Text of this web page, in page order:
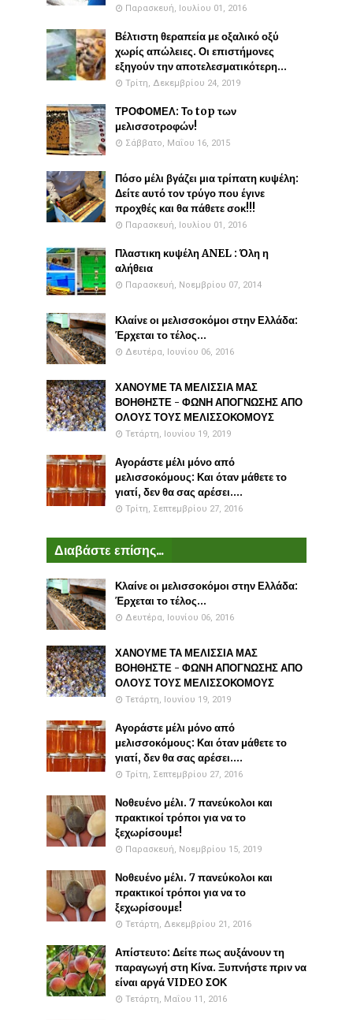
Παρασκευή, Ιουλίου 01, 2016
Βέλτιστη θεραπεία με οξαλικό οξύ
χωρίς απώλειες. Οι επιστήμονες
εξηγούν την αποτελεσματικότερη...
Τρίτη, Δεκεμβρίου 24, 2019
ΤΡΟΦΟΜΕΛ: Το top των
μελισσοτροφών!
Σάββατο, Μαΐου 16, 2015
Πόσο μέλι βγάζει μια τρίπατη κυψέλη:
Δείτε αυτό τον τρύγο που έγινε
προχθές και θα πάθετε σοκ!!!
Παρασκευή, Ιουλίου 01, 2016
Πλαστικη κυψέλη ANEL : Όλη η
αλήθεια
Παρασκευή, Νοεμβρίου 07, 2014
Κλαίνε οι μελισσοκόμοι στην Ελλάδα:
Έρχεται το τέλος...
Δευτέρα, Ιουνίου 06, 2016
ΧΑΝΟΥΜΕ ΤΑ ΜΕΛΙΣΣΙΑ ΜΑΣ
ΒΟΗΘΗΣΤΕ - ΦΩΝΗ ΑΠΟΓΝΩΣΗΣ ΑΠΟ
ΟΛΟΥΣ ΤΟΥΣ ΜΕΛΙΣΣΟΚΟΜΟΥΣ
Τετάρτη, Ιουνίου 19, 2019
Αγοράστε μέλι μόνο από
μελισσοκόμους: Και όταν μάθετε το
γιατί, δεν θα σας αρέσει....
Τρίτη, Σεπτεμβρίου 27, 2016
Διαβάστε επίσης...
Κλαίνε οι μελισσοκόμοι στην Ελλάδα:
Έρχεται το τέλος...
Δευτέρα, Ιουνίου 06, 2016
ΧΑΝΟΥΜΕ ΤΑ ΜΕΛΙΣΣΙΑ ΜΑΣ
ΒΟΗΘΗΣΤΕ - ΦΩΝΗ ΑΠΟΓΝΩΣΗΣ ΑΠΟ
ΟΛΟΥΣ ΤΟΥΣ ΜΕΛΙΣΣΟΚΟΜΟΥΣ
Τετάρτη, Ιουνίου 19, 2019
Αγοράστε μέλι μόνο από
μελισσοκόμους: Και όταν μάθετε το
γιατί, δεν θα σας αρέσει....
Τρίτη, Σεπτεμβρίου 27, 2016
Νοθευένο μέλι. 7 πανεύκολοι και
πρακτικοί τρόποι για να το
ξεχωρίσουμε!
Παρασκευή, Νοεμβρίου 15, 2019
Νοθευένο μέλι. 7 πανεύκολοι και
πρακτικοί τρόποι για να το
ξεχωρίσουμε!
Τετάρτη, Δεκεμβρίου 21, 2016
Απίστευτο: Δείτε πως αυξάνουν τη
παραγωγή στη Κίνα. Ξυπνήστε πριν να
είναι αργά VIDEO ΣΟΚ
Τετάρτη, Μαΐου 11, 2016